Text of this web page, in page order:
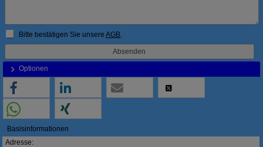
Bitte bestätigen Sie unsereAGB
Optionen
Basisinformationen
Adresse: